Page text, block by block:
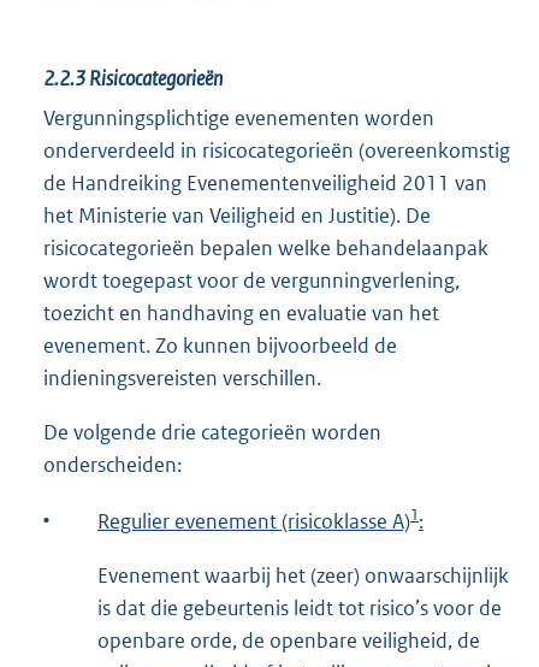
2.2.3Risicocategorieën
Vergunningsplichtige evenementen worden
onderverdeeld in risicocategorieën (overeenkomstig
de Handreiking Evenementenveiligheid 2011 van
het Ministerie van Veiligheid en Justitie). De
risicocategorieën bepalen welke behandelaanpak
wordt toegepast voor de vergunningverlening,
toezicht en handhaving en evaluatie van het
evenement. Zo kunnen bijvoorbeeld de
indieningsvereisten verschillen.
De volgende drie categorieën worden
onderscheiden:
• Regulier evenement (risicoklasse A)1:
Evenement waarbij het (zeer) onwaarschijnlijk
is dat die gebeurtenis leidt tot risico’s voor de
openbare orde, de openbare veiligheid, de